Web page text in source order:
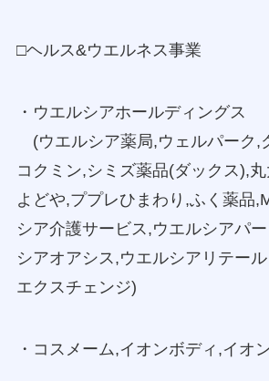
□ヘルス&ウエルネス事業
・ウエルシアホールディングス
(ウエルシア薬局,ウェルパーク,
コクミン,シミズ薬品(ダックス),
よどや,ププレひまわり,ふく薬品
シア介護サービス,ウエルシアパ
シアオアシス,ウエルシアリテー
エクスチェンジ)
・コスメーム,イオンボディ,イオ